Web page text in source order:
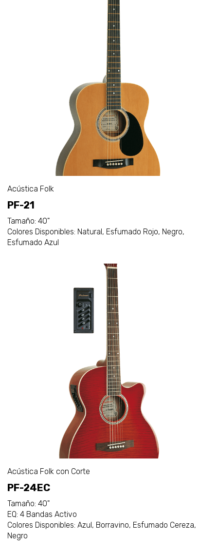
Acústica Folk
PF-21
Tamaño: 40"
Colores Disponibles: Natural, Esfumado Rojo, Negro,
Esfumado Azul
Acústica Folk con Corte
PF-24EC
Tamaño: 40"
EQ: 4 Bandas Activo
Colores Disponibles: Azul, Borravino, Esfumado Cereza,
Negro